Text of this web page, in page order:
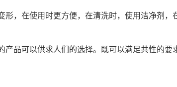
，在使用时更方便，在清洗时，使用洁净剂
品可以供求人们的选择。既可以满足共性的要